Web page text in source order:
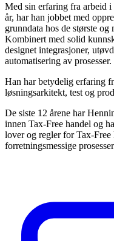
Med sin erfaring fra arbeid
år, har han jobbet med
grunndata hos de største
Kombinert med solid
designet integrasjoner,
automatisering av prosesser.
Han har betydelig erfaring
løsningsarkitekt, test og
De siste 12 årene har
innen Tax-Free handel og
lover og regler for Tax-
forretningsmessige